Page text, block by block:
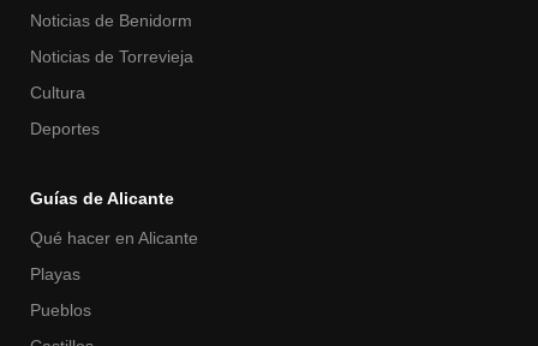
Noticias de Benidorm
Noticias de Torrevieja
Cultura
Deportes
Guías de Alicante
Qué hacer en Alicante
Playas
Pueblos